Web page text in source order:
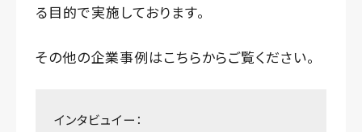
る目的で実施しております。
その他の企業事例はこちらからご覧ください。
インタビュイー：